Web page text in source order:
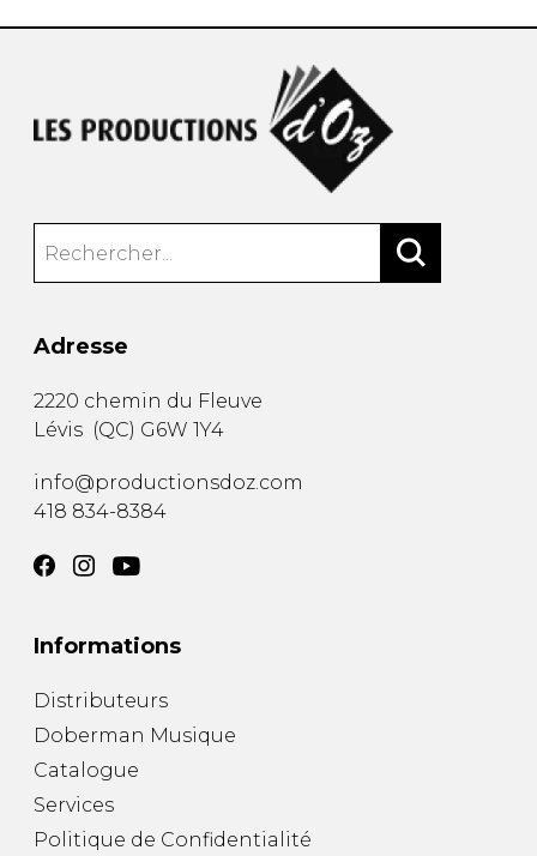
Adresse
2220 chemin du Fleuve
Lévis (QC) G6W 1Y4
info@productionsdoz.com
418 834-8384
Informations
Distributeurs
Doberman Musique
Catalogue
Services
Politique de Confidentialité